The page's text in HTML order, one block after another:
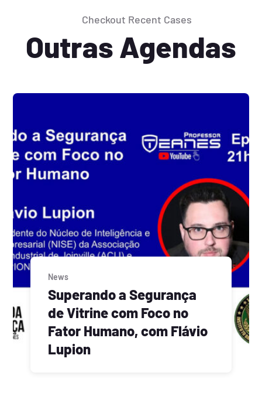
Checkout Recent Cases
Outras Agendas
News
Superando a Segurança
de Vitrine com Foco no
Fator Humano, com Flávio
Lupion